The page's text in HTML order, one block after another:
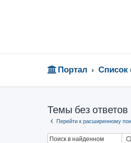
Портал
Темы без ответов
Перейти к расширенному